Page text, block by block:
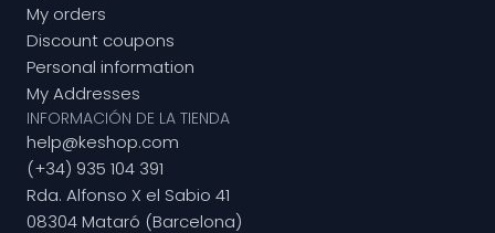
My orders
Discount coupons
Personal information
My Addresses
INFORMACIÓN DE LA TIENDA
help@keshop.com
(+34) 935 104 391
Rda. Alfonso X el Sabio 41
08304 Mataró (Barcelona)